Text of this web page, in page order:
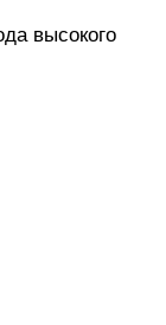
высокого